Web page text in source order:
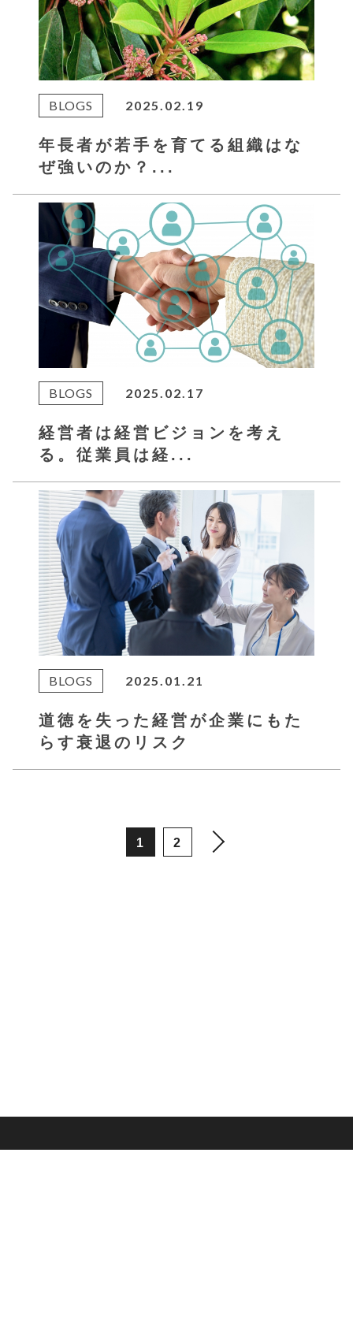
BLOGS 2025.02.19
年長者が若手を育てる組織はな
ぜ強いのか？...
BLOGS 2025.02.17
経営者は経営ビジョンを考え
る。従業員は経...
BLOGS 2025.01.21
道徳を失った経営が企業にもた
らす衰退のリスク
1 2